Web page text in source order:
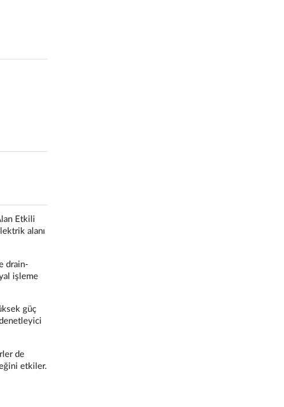
Etkili
alanı
drain-
işleme
güç
de
etkiler.